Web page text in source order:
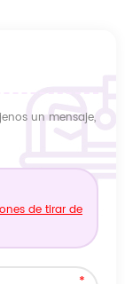
un mensaje,
de tirar de